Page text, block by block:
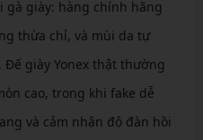
gà giày: hàng chính hãng
thừa chỉ, và mùi da tự
giày Yonex thật thường
cao, trong khi fake dễ
và cảm nhận độ đàn hồi